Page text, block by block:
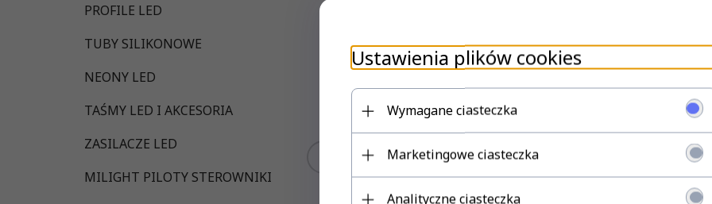
PROFILE LED
TUBY SILIKONOWE
NEONY LED
TAŚMY LED I AKCESORIA
ZASILACZE LED
MILIGHT PILOTY STEROWNIKI
cm
14, 29 PLN
KUP TERAZ!
PREMIUM
KUP TERAZ! KUP
Ustawienia plików cookies
Wymagane ciasteczka
Marketingowe ciasteczka
Analityczne ciasteczka